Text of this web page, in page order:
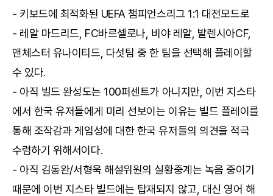
- 키보드에 최적화된 UEFA 챔피언스리그 1:1 대전모드로
- 레알 마드리드, FC바르셀로나, 비야 레알, 발렌시아CF,
맨체스터 유나이티드, 다섯팀 중 한 팀을 선택해 플레이할
수 있다.
- 아직 빌드 완성도는 100퍼센트가 아니지만, 이번 지스타
에서 한국 유저들에게 미리 선보이는 이유는 빌드 플레이를
통해 조작감과 게임성에 대한 한국 유저들의 의견을 적극
수렴하기 위해서이다.
- 아직 김동완/서형욱 해설위원의 실황중계는 녹음 중이기
때문에 이번 지스타 빌드에는 탑재되지 않고, 대신 영어 해